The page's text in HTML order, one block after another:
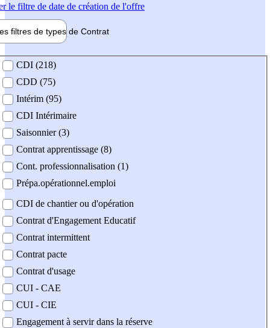
le filtre de date de création de l'offre
filtres de types de Contrat
contrat
CDI (218)
CDD (75)
Intérim (95)
CDI Intérimaire
Saisonnier (3)
Contrat apprentissage (8)
Cont. professionnalisation (1)
Prépa.opérationnel.emploi
CDI de chantier ou d'opération
Contrat d'Engagement Educatif
Contrat intermittent
Contrat pacte
Contrat d'usage
CUI - CAE
CUI - CIE
Engagement à servir dans la réserve